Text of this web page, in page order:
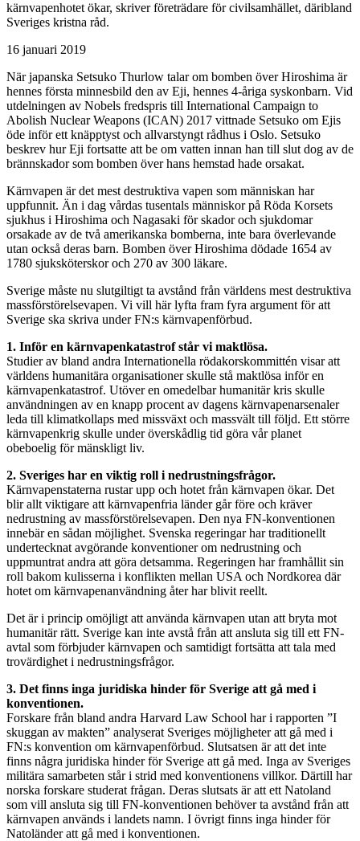
kärnvapenhotet ökar, skriver företrädare för civilsamhället, däribland
Sveriges kristna råd.
16 januari 2019
När japanska Setsuko Thurlow talar om bomben över Hiroshima är
hennes första minnesbild den av Eji, hennes 4-åriga syskonbarn. Vid
utdelningen av Nobels fredspris till International Campaign to
Abolish Nuclear Weapons (ICAN) 2017 vittnade Setsuko om Ejis
öde inför ett knäpptyst och allvarstyngt rådhus i Oslo. Setsuko
beskrev hur Eji fortsatte att be om vatten innan han till slut dog av de
brännskador som bomben över hans hemstad hade orsakat.
Kärnvapen är det mest destruktiva vapen som människan har
uppfunnit. Än i dag vårdas tusentals människor på Röda Korsets
sjukhus i Hiroshima och Nagasaki för skador och sjukdomar
orsakade av de två amerikanska bomberna, inte bara överlevande
utan också deras barn. Bomben över Hiroshima dödade 1654 av
1780 sjuksköterskor och 270 av 300 läkare.
Sverige måste nu slutgiltigt ta avstånd från världens mest destruktiva
massförstörelsevapen. Vi vill här lyfta fram fyra argument för att
Sverige ska skriva under FN:s kärnvapenförbud.
1. Inför en kärnvapenkatastrof står vi maktlösa.
Studier av bland andra Internationella rödakorskommittén visar att
världens humanitära organisationer skulle stå maktlösa inför en
kärnvapenkatastrof. Utöver en omedelbar humanitär kris skulle
användningen av en knapp procent av dagens kärnvapenarsenaler
leda till klimatkollaps med missväxt och massvält till följd. Ett större
kärnvapenkrig skulle under överskådlig tid göra vår planet
obeboelig för mänskligt liv.
2. Sveriges har en viktig roll i nedrustningsfrågor.
Kärnvapenstaterna rustar upp och hotet från kärnvapen ökar. Det
blir allt viktigare att kärnvapenfria länder går före och kräver
nedrustning av massförstörelsevapen. Den nya FN-konventionen
innebär en sådan möjlighet. Svenska regeringar har traditionellt
undertecknat avgörande konventioner om nedrustning och
uppmuntrat andra att göra detsamma. Regeringen har framhållit sin
roll bakom kulisserna i konflikten mellan USA och Nordkorea där
hotet om kärnvapenanvändning åter har blivit reellt.
Det är i princip omöjligt att använda kärnvapen utan att bryta mot
humanitär rätt. Sverige kan inte avstå från att ansluta sig till ett FN-
avtal som förbjuder kärnvapen och samtidigt fortsätta att tala med
trovärdighet i nedrustningsfrågor.
3. Det finns inga juridiska hinder för Sverige att gå med i
konventionen.
Forskare från bland andra Harvard Law School har i rapporten ”I
skuggan av makten” analyserat Sveriges möjligheter att gå med i
FN:s konvention om kärnvapenförbud. Slutsatsen är att det inte
finns några juridiska hinder för Sverige att gå med. Inga av Sveriges
militära samarbeten står i strid med konventionens villkor. Därtill har
norska forskare studerat frågan. Deras slutsats är att ett Natoland
som vill ansluta sig till FN-konventionen behöver ta avstånd från att
kärnvapen används i landets namn. I övrigt finns inga hinder för
Natoländer att gå med i konventionen.